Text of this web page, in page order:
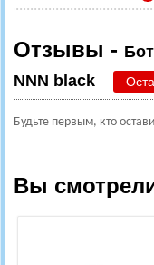
Отзывы -
NNN black
Будьте первым, кто
Вы